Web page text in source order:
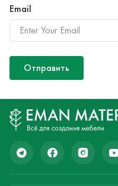
Email
Отправить